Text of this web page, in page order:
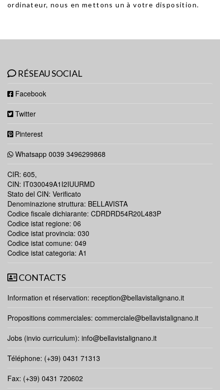
ordinateur, nous en mettons un à votre disposition.
RÉSEAU SOCIAL
Facebook
Twitter
Pinterest
Whatsapp 0039 3496299868
CIR: 605,
CIN: IT030049A1I2IUURMD
Stato del CIN: Verificato
Denominazione struttura: BELLAVISTA
Codice fiscale dichiarante: CDRDRD54R20L483P
Codice istat regione: 06
Codice istat provincia: 030
Codice istat comune: 049
Codice istat categoria: A1
CONTACTS
Information et réservation: reception@bellavistalignano.it
Propositions commerciales: commerciale@bellavistalignano.it
Jobs (invio curriculum): info@bellavistalignano.it
Téléphone: (+39) 0431 71313
Fax: (+39) 0431 720602